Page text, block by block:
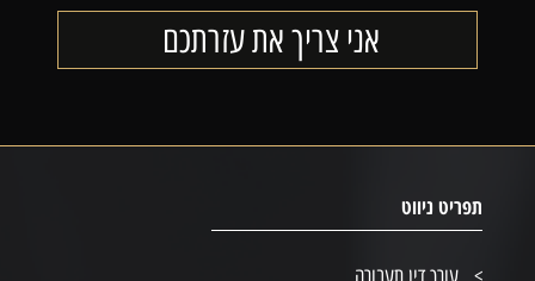
תפריט ניווט
עורך דין תעבורה